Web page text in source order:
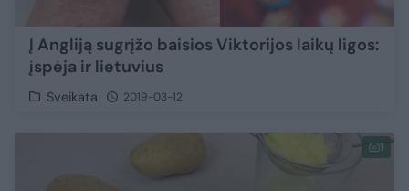
Į Angliją sugrįžo baisios Viktorijos laikų ligos:
įspėja ir lietuvius
Sveikata 2019-03-12
1